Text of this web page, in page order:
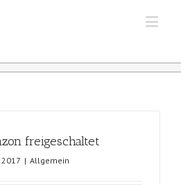
freigeschaltet
2017 | Allgemein